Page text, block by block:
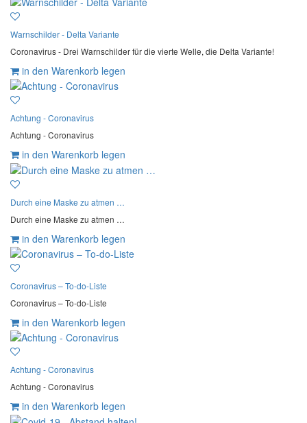
Warnschilder - Delta Variante
Coronavirus - Drei Warnschilder für die vierte Welle, die Delta Variante!
in den Warenkorb legen
Achtung - Coronavirus
Achtung - Coronavirus
in den Warenkorb legen
Durch eine Maske zu atmen …
Durch eine Maske zu atmen …
in den Warenkorb legen
Coronavirus – To-do-Liste
Coronavirus – To-do-Liste
in den Warenkorb legen
Achtung - Coronavirus
Achtung - Coronavirus
in den Warenkorb legen